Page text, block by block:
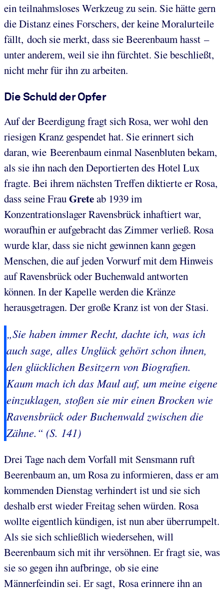
ein teilnahmsloses Werkzeug zu sein. Sie hätte gern
die Distanz eines Forschers, der keine Moralurteile
fällt, doch sie merkt, dass sie Beerenbaum hasst –
unter anderem, weil sie ihn fürchtet. Sie beschließt,
nicht mehr für ihn zu arbeiten.
Die Schuld der Opfer
Auf der Beerdigung fragt sich Rosa, wer wohl den
riesigen Kranz gespendet hat. Sie erinnert sich
daran, wie Beerenbaum einmal Nasenbluten bekam,
als sie ihn nach den Deportierten des Hotel Lux
fragte. Bei ihrem nächsten Treffen diktierte er Rosa,
dass seine FrauGreteab 1939 im
Konzentrationslager Ravensbrück inhaftiert war,
woraufhin er aufgebracht das Zimmer verließ. Rosa
wurde klar, dass sie nicht gewinnen kann gegen
Menschen, die auf jeden Vorwurf mit dem Hinweis
auf Ravensbrück oder Buchenwald antworten
können. In der Kapelle werden die Kränze
herausgetragen. Der große Kranz ist von der Stasi.
„Sie haben immer Recht, dachte ich, was ich
auch sage, alles Unglück gehört schon ihnen,
den glücklichen Besitzern von Biografien.
Kaum mach ich das Maul auf, um meine eigene
einzuklagen, stoßen sie mir einen Brocken wie
Ravensbrück oder Buchenwald zwischen die
Zähne.“ (S. 141)
Drei Tage nach dem Vorfall mit Sensmann ruft
Beerenbaum an, um Rosa zu informieren, dass er am
kommenden Dienstag verhindert ist und sie sich
deshalb erst wieder Freitag sehen würden. Rosa
wollte eigentlich kündigen, ist nun aber überrumpelt.
Als sie sich schließlich wiedersehen, will
Beerenbaum sich mit ihr versöhnen. Er fragt sie, was
sie so gegen ihn aufbringe, ob sie eine
Männerfeindin sei. Er sagt, Rosa erinnere ihn an